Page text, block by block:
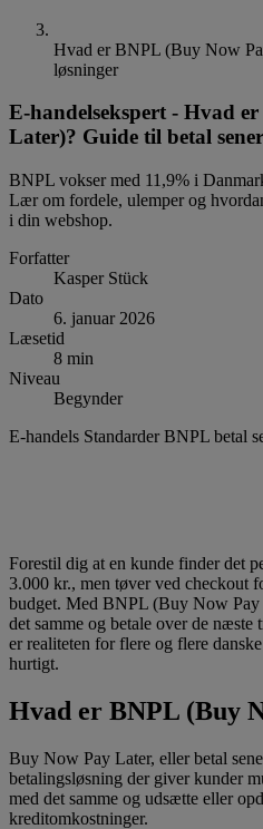
Hvad er BNPL (Buy Now
løsninger
E-handelsekspert - Hvad
Later)? Guide til betal
BNPL vokser med 11,9% i
Lær om fordele, ulemper og
i din webshop.
Forfatter
Kasper Stück
Dato
6. januar 2026
Læsetid
8 min
Niveau
Begynder
E-handels StandarderBNPL betal
Forestil dig at en kunde finder det
3.000 kr., men tøver ved checkout
budget. Med BNPL (Buy Now Pay
det samme og betale over de næste
er realiteten for flere og flere
hurtigt.
Hvad er BNPL (Buy
Buy Now Pay Later, eller betal
betalingsløsning der giver kunder
med det samme og udsætte eller
kreditomkostninger.